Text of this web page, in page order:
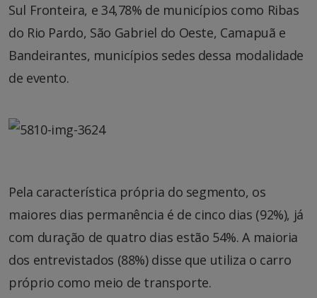
Sul Fronteira, e 34,78% de municípios como Ribas
do Rio Pardo, São Gabriel do Oeste, Camapuã e
Bandeirantes, municípios sedes dessa modalidade
de evento.
Pela característica própria do segmento, os
maiores dias permanência é de cinco dias (92%), já
com duração de quatro dias estão 54%. A maioria
dos entrevistados (88%) disse que utiliza o carro
próprio como meio de transporte.